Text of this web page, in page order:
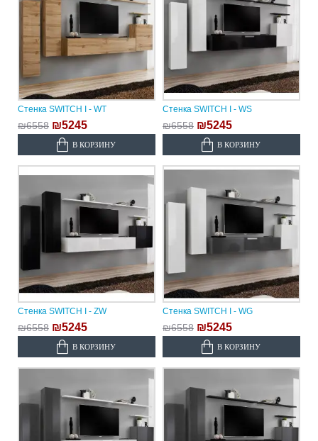
Стенка SWITCH I - WT
₪6558 ₪5245
В КОРЗИНУ
Стенка SWITCH I - WS
₪6558 ₪5245
В КОРЗИНУ
Стенка SWITCH I - ZW
₪6558 ₪5245
В КОРЗИНУ
Стенка SWITCH I - WG
₪6558 ₪5245
В КОРЗИНУ